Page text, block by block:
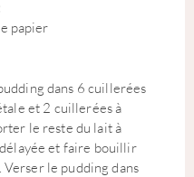
papier
dans 6 cuillerées
et 2 cuillerées à
le reste du lait à
et faire bouillir
le pudding dans